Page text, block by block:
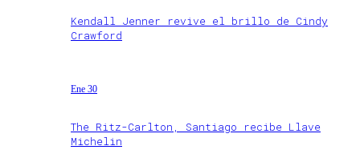
Kendall Jenner revive el brillo de Cindy
Crawford
Ene 30
The Ritz-Carlton, Santiago recibe Llave
Michelin